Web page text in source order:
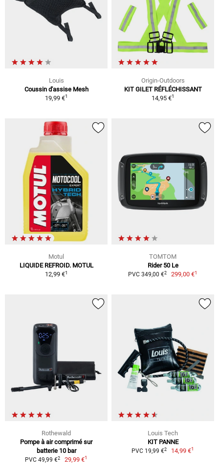
Louis
Coussin d'assise Mesh
19,99 €1
Origin-Outdoors
KIT GILET RÉFLÉCHISSANT
14,95 €1
Motul
LIQUIDE REFROID. MOTUL
12,99 €1
TOMTOM
Rider 50 Le
PVC 349,00 €2 299,00 €1
Rothewald
Pompe à air comprimé sur
batterie 10 bar
PVC 49,99 €2 29,99 €1
Louis Tech
KIT PANNE
PVC 19,99 €2 14,99 €1